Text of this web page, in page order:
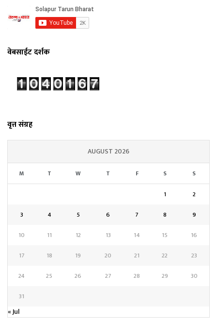
वेबसाईट दर्शक
वृत्त संग्रह
AUGUST 2026
M T W T F S S
1
2
3
4 5 6 7 8
9
10
11 12 13 14 15
16
17
18 19 20 21 22
23
24
25 26 27 28 29
30
31
« Jul